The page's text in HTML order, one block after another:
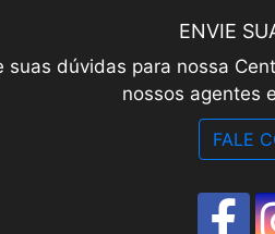
ENVIE
suas dúvidas para nossa
nossos agentes
FALE